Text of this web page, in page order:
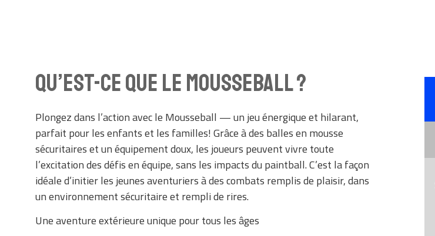
Qu’est-ce que le MOUSSEBALL ?
Plongez dans l’action avec le Mousseball — un jeu énergique et hilarant,
parfait pour les enfants et les familles! Grâce à des balles en mousse
sécuritaires et un équipement doux, les joueurs peuvent vivre toute
l’excitation des défis en équipe, sans les impacts du paintball. C’est la façon
idéale d’initier les jeunes aventuriers à des combats remplis de plaisir, dans
un environnement sécuritaire et rempli de rires.
Une aventure extérieure unique pour tous les âges